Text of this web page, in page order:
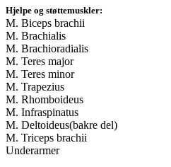
Hjelpe og støttemuskler:
M. Biceps brachii
M. Brachialis
M. Brachioradialis
M. Teres major
M. Teres minor
M. Trapezius
M. Rhomboideus
M. Infraspinatus
M. Deltoideus(bakre del)
M. Triceps brachii
Underarmer